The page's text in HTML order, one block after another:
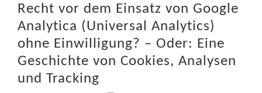
Recht vor dem Einsatz von Google
Analytica (Universal Analytics)
ohne Einwilligung? – Oder: Eine
Geschichte von Cookies, Analysen
und Tracking